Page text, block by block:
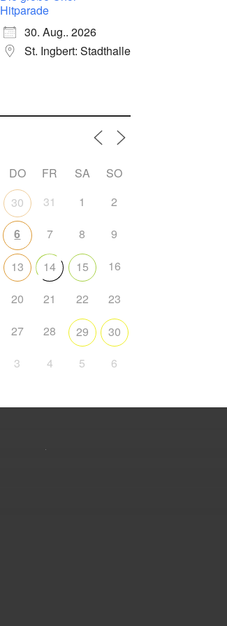
Hitparade
30. Aug.. 2026
St. Ingbert: Stadthalle
DO FR SA
SO
30 31 1 2
6 7 8 9
13 14 15 16
20 21 22 23
27 28 29
30
3 4 5 6